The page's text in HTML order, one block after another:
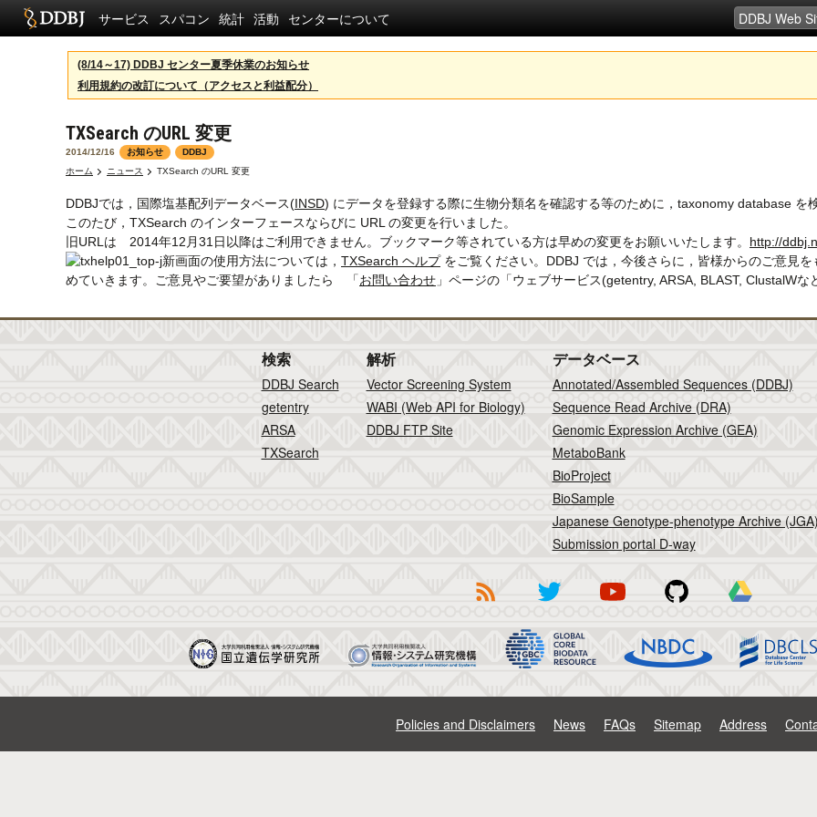
サービス スパコン 統計 活動 センターについて
(8/14～17) DDBJ センター夏季休業のお知らせ
利用規約の改訂について（アクセスと利益配分）
TXSearch のURL 変更
2014/12/16 お知らせ
DDBJ
ホーム
ニュース TXSearch のURL 変更
DDBJでは，国際塩基配列データベース(INSD) にデータを登録する際に生物分類名を確認する等のために，taxonomy database
このたび，TXSearch のインターフェースならびに URL の変更を行いました。
旧URLは 2014年12月31日以降はご利用できません。ブックマーク等されている方は早めの変更をお願いいたします。 http://
新画面の使用方法については， TXSearch ヘルプをご覧ください。DDBJ では，今後さらに，皆様からのご意見
めていきます。ご意見やご要望がありましたら 「お問い合わせ 」ページの「ウェブサービス(getentry, ARSA, BLAST, ClustalW
検索
DDBJ Search
getentry
ARSA
TXSearch
解析
Vector Screening System
WABI (Web API for Biology)
DDBJ FTP Site
データベース
Annotated/Assembled Sequences (DDBJ)
Sequence Read Archive (DRA)
Genomic Expression Archive (GEA)
MetaboBank
BioProject
BioSample
Japanese Genotype-phenotype Archive
Submission portal D-way
Policies and Disclaimers News FAQs Sitemap Address